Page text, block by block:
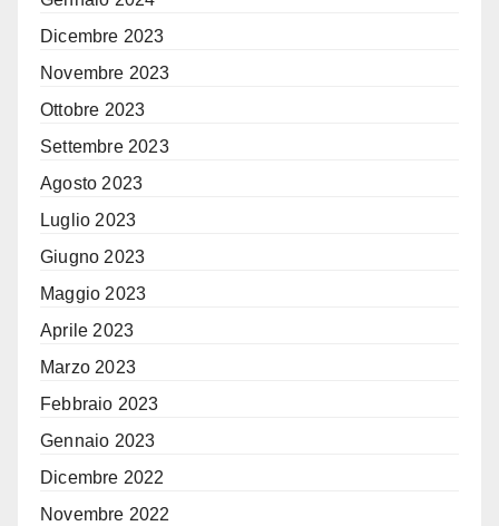
Dicembre 2023
Novembre 2023
Ottobre 2023
Settembre 2023
Agosto 2023
Luglio 2023
Giugno 2023
Maggio 2023
Aprile 2023
Marzo 2023
Febbraio 2023
Gennaio 2023
Dicembre 2022
Novembre 2022